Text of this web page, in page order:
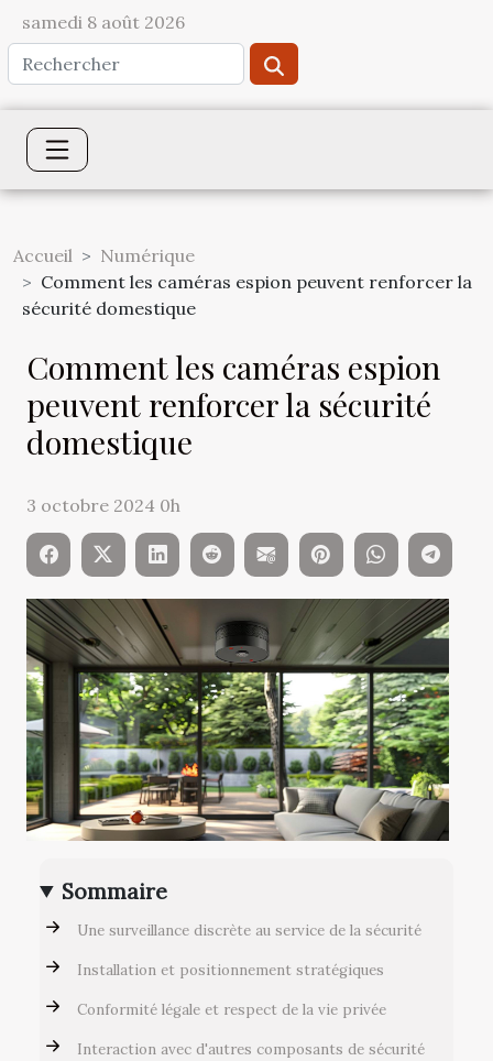
samedi 8 août 2026
Accueil
Numérique
Comment les caméras espion peuvent renforcer la
sécurité domestique
Comment les caméras espion
peuvent renforcer la sécurité
domestique
3 octobre 2024 0h
Sommaire
Une surveillance discrète au service de la sécurité
Installation et positionnement stratégiques
Conformité légale et respect de la vie privée
Interaction avec d'autres composants de sécurité